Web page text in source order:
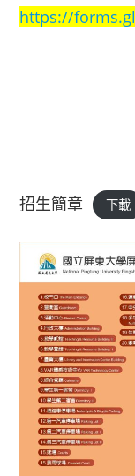
https://
招生簡章 下載